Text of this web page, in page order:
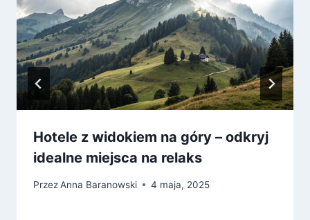
Hotele z widokiem na góry – odkryj
idealne miejsca na relaks
PrzezAnna Baranowski 4 maja, 2025